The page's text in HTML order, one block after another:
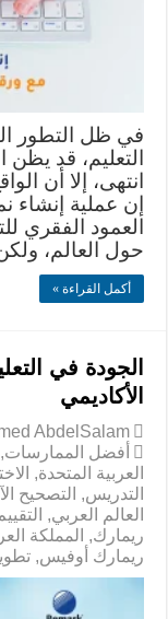
في ظل التطور
التعليم، قد
انتهى، إلا أن
إن عملية إنشاء
العمود الفقري
حول العالم،
أكمل القراءة »
الجودة في
الأكاديمي
AbdelSalam
أفضل الممارسات,
العربية المتحدة,
التدريس, التصحيح
العالم العربي,
ريمارك, المملكة
ريمارك أوفيس,